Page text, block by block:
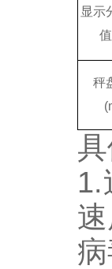
显示
值
秤
1.